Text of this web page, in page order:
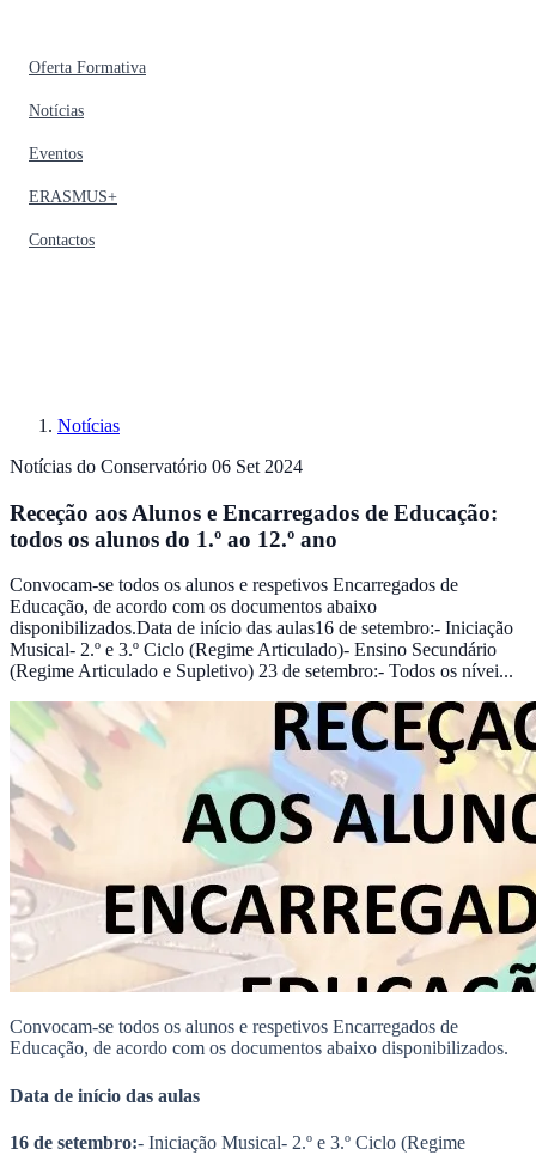
Oferta Formativa
Notícias
Eventos
ERASMUS+
Contactos
Notícias
Notícias do Conservatório 06 Set 2024
Receção aos Alunos e Encarregados de Educação:
todos os alunos do 1.º ao 12.º ano
Convocam-se todos os alunos e respetivos Encarregados de
Educação, de acordo com os documentos abaixo
disponibilizados.Data de início das aulas16 de setembro:- Iniciação
Musical- 2.º e 3.º Ciclo (Regime Articulado)- Ensino Secundário
(Regime Articulado e Supletivo) 23 de setembro:- Todos os nívei...
Convocam-se todos os alunos e respetivos Encarregados de
Educação, de acordo com os documentos abaixo disponibilizados.
Data de início das aulas
16 de setembro:- Iniciação Musical- 2.º e 3.º Ciclo (Regime